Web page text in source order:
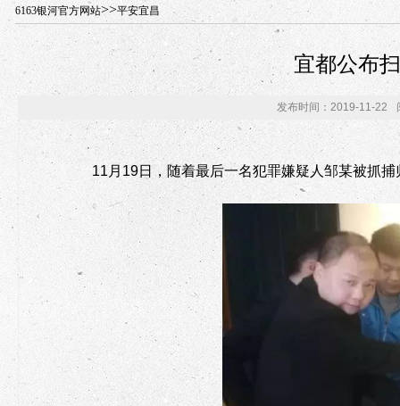
6163银河官方网站>>平安宜昌
宜都公布
发布时间：2019-11-22
11 月 19日，随着最后一名犯罪嫌疑人邹某被抓捕